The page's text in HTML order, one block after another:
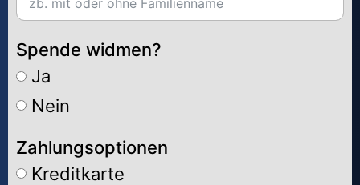
Spende widmen?
Ja
Nein
Zahlungsoptionen
Kreditkarte